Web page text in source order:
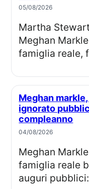
05/08/2026
Martha Stewart commenta il percorso di
Meghan
famiglia reale,
Meghan markle, perché la famiglia reale ha
ignorato
compleanno
04/08/2026
Meghan Markle compie 45 anni, ma dalla
famiglia reale
auguri